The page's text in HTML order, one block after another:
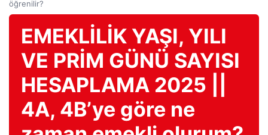
öğrenilir?
EMEKLİLİK YAŞI, YILI
VE PRİM GÜNÜ SAYISI
HESAPLAMA 2025 ||
4A, 4B’ye göre ne